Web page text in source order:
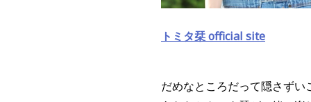
トミタ栞 official site
だめなところだって隠さずい